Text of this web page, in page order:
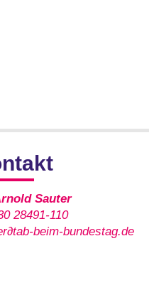
Sauter
28491-110
beim-bundestag.de